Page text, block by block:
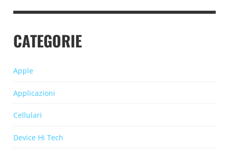
CATEGORIE
Apple
Applicazioni
Cellulari
Device Hi Tech